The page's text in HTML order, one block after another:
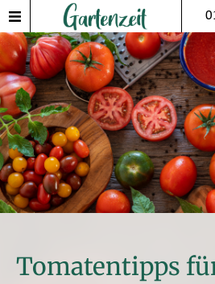
Tomatentipps